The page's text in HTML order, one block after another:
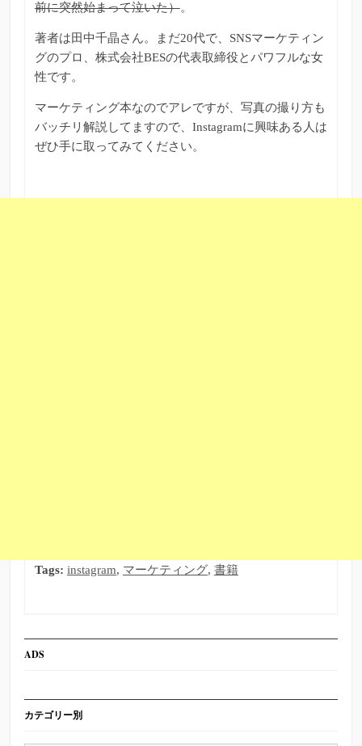
前に突然始まって泣いた）。
著者は田中千晶さん。まだ20代で、SNSマーケティン
グのプロ、株式会社BESの代表取締役とパワフルな女
性です。
マーケティング本なのでアレですが、写真の撮り方も
バッチリ解説してますので、Instagramに興味ある人は
ぜひ手に取ってみてください。
Tags: instagram, マーケティング, 書籍
ADS
カテゴリー別